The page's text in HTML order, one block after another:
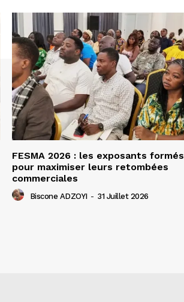
FESMA 2026 : les exposants formés
pour maximiser leurs retombées
commerciales
Biscone ADZOYI - 31 Juillet 2026